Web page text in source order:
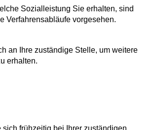
Sozialleistung Sie erhalten, sind
Verfahrensabläufe vorgesehen.
an Ihre zuständige Stelle, um weitere
erhalten.